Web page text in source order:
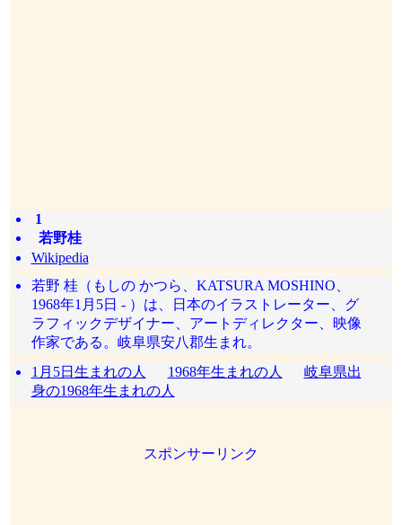
1
若野桂
Wikipedia
若野 桂（もしの かつら、KATSURA MOSHINO、
1968年1月5日 - ）は、日本のイラストレーター、グ
ラフィックデザイナー、アートディレクター、映像
作家である。岐阜県安八郡生まれ。
1月5日生まれの人
1968年生まれの人
岐阜県出
身の1968年生まれの人
スポンサーリンク